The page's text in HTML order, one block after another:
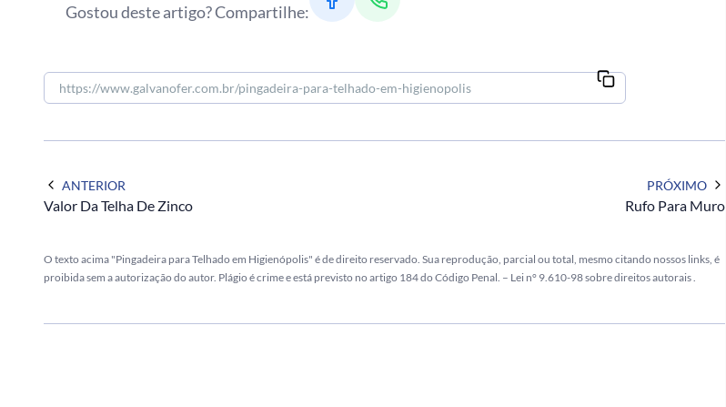
Gostou deste artigo? Compartilhe:
ANTERIOR
Valor Da Telha De Zinco
PRÓXIMO
Rufo Para Muro
O texto acima "Pingadeira para Telhado em Higienópolis" é de direito reservado. Sua reprodução, parcial ou total, mesmo citando nossos links, é
proibida sem a autorização do autor. Plágio é crime e está previsto no artigo 184 do Código Penal. – Lei n° 9.610-98 sobre direitos autorais